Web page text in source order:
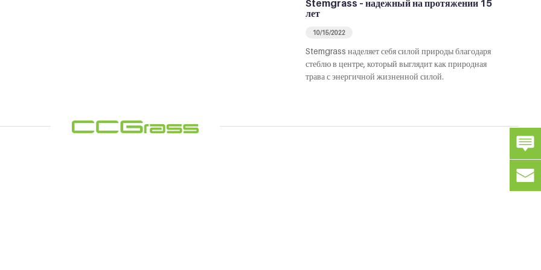
Stemgrass – надежный на протяжении 15
лет
10/15/2022
Stemgrass наделяет себя силой природы благодаря
стеблю в центре, который выглядит как природная
трава с энергичной жизненной силой.